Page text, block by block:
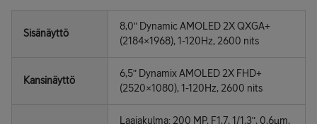
Sisänäyttö
8,0ʺ Dynamic AMOLED 2X QXGA+
(2184×1968), 1-120Hz, 2600 nits
Kansinäyttö
6,5ʺ Dynamix AMOLED 2X FHD+
(2520×1080), 1-120Hz, 2600 nits
Laajakulma: 200 MP, F1,7, 1/1,3ʺ, 0,6µm,